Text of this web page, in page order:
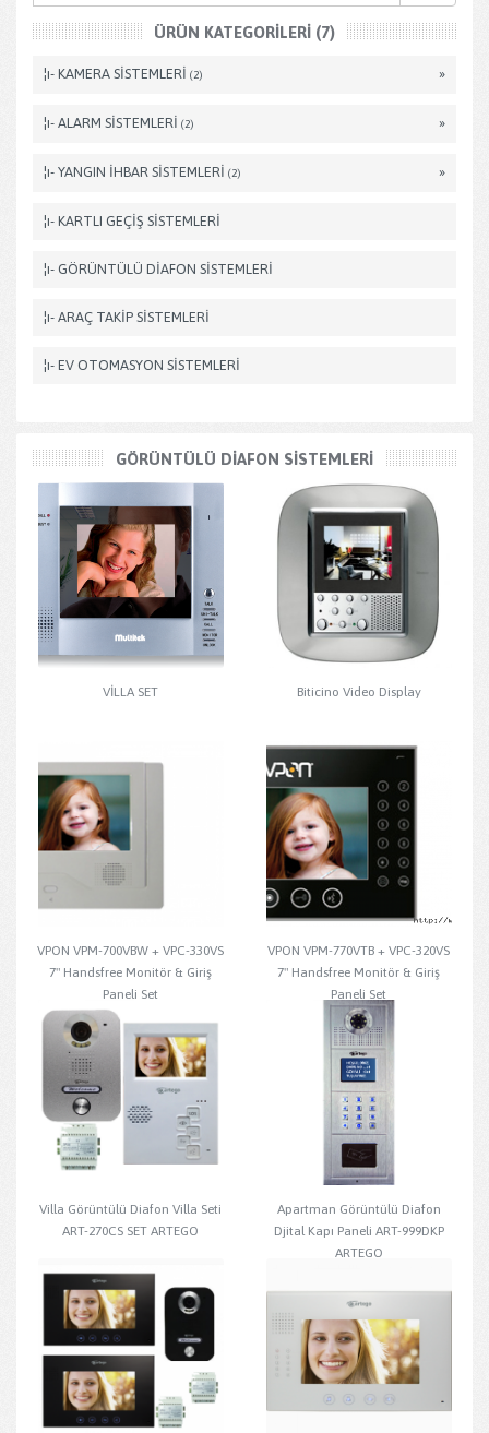
ÜRÜN KATEGORILERI (7)
¦ı- KAMERA SİSTEMLERİ (2) »
¦ı- ALARM SİSTEMLERİ (2) »
¦ı- YANGIN İHBAR SİSTEMLERİ (2) »
¦ı- KARTLI GEÇİŞ SİSTEMLERİ
¦ı- GÖRÜNTÜLÜ DİAFON SİSTEMLERİ
¦ı- ARAÇ TAKİP SİSTEMLERİ
¦ı- EV OTOMASYON SİSTEMLERİ
GÖRÜNTÜLÜ DİAFON SİSTEMLERİ
VİLLA SET Biticino Video Display
VPON VPM-700VBW + VPC-330VS
7" Handsfree Monitör & Giriş
Paneli Set
VPON VPM-770VTB + VPC-320VS
7" Handsfree Monitör & Giriş
Paneli Set
Villa Görüntülü Diafon Villa Seti
ART-270CS SET ARTEGO
Apartman Görüntülü Diafon
Djital Kapı Paneli ART-999DKP
ARTEGO